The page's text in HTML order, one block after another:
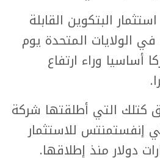
البتكوين القابلة
الولايات المتحدة يوم
أساسيا وراء ارتفاع
كتلك التي أطلقتها شركة
إنفستمنتس للاستثمار